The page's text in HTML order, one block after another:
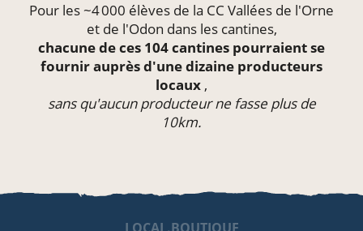
Pour les ~4 000 élèves de la CC Vallées de l'Orne
et de l'Odon dans les cantines,
chacune de ces 104 cantines pourraient se
fournir auprès d'une dizaine producteurs
locaux ,
sans qu'aucun producteur ne fasse plus de
10km.